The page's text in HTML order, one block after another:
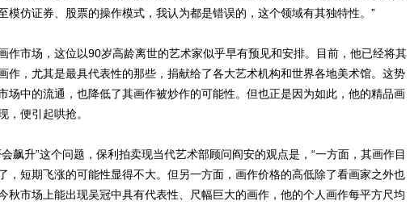
模仿证券、股票的操作模式，我认为都是错误的，这个领域有其独特性。”
市场，这位以90岁高龄离世的艺术家似乎早有预见和安排。目前，他已经将其
作，尤其是最具代表性的那些，捐献给了各大艺术机构和世界各地美术馆。这势
场中的流通，也降低了其画作被炒作的可能性。但也正是因为如此，他的精品画
，便引起哄抢。
升”这个问题，保利拍卖现当代艺术部顾问阎安的观点是，“一方面，其画作目
，短期飞涨的可能性显得不大。但另一方面，画作价格的高低除了看画家之外也
秋市场上能出现吴冠中具有代表性、尺幅巨大的画作，他的个人画作每平方尺均